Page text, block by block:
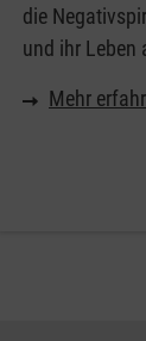
die
und ihr Leben
Mehr